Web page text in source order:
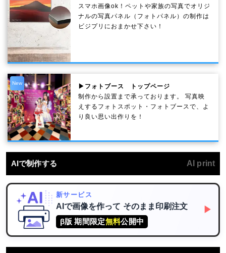
スマホ画像ok！ペットや家族の写真でオリジ
ナルの写真パネル（フォトパネル）の制作は
ビジプリにおまかせ下さい！
New
▶フォトブース トップページ
制作から設置まで承っております。 写真映
えするフォトスポット・フォトブースで、よ
り良い思い出作りを！
AIで制作する AI print
新サービス
AIで画像を作って そのまま印刷注文
β版 期間限定無料公開中
▶